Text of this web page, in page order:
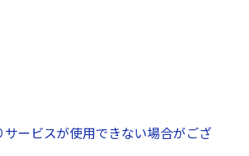
ービスが使用できない場合がござ